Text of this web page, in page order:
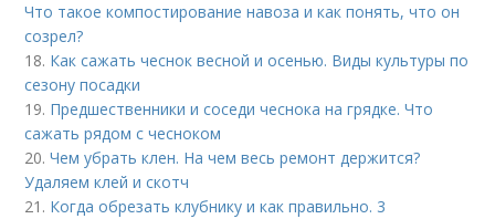
Что такое компостирование навоза и как понять, что он
созрел?
18. Как сажать чеснок весной и осенью. Виды культуры по
сезону посадки
19. Предшественники и соседи чеснока на грядке. Что
сажать рядом с чесноком
20.Чем убрать клен. На чем весь ремонт держится?
Удаляем клей и скотч
21. Когда обрезать клубнику и как правильно. 3